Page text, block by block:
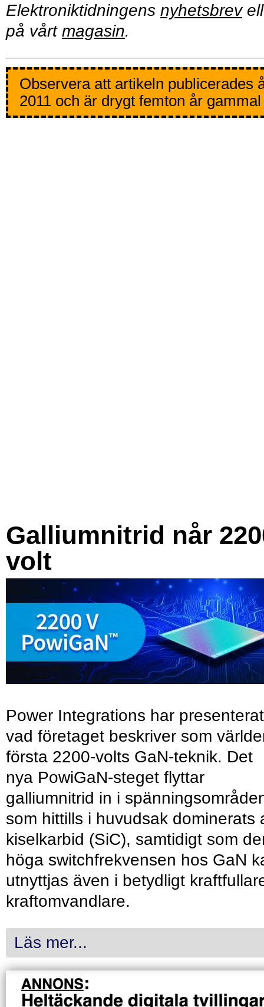
Elektroniktidningens nyhetsbrev
på vårt magasin.
Observera att artikeln publicerades
2011 och är drygt femton år gammal
Galliumnitrid når
volt
Power Integrations har presenterat
vad företaget beskriver som
första 2200-volts GaN-teknik. Det
nya PowiGaN-steget flyttar
galliumnitrid in i
som hittills i huvudsak dominerats
kiselkarbid (SiC), samtidigt som
höga switchfrekvensen hos GaN
utnyttjas även i betydligt
kraftomvandlare.
Läs mer...